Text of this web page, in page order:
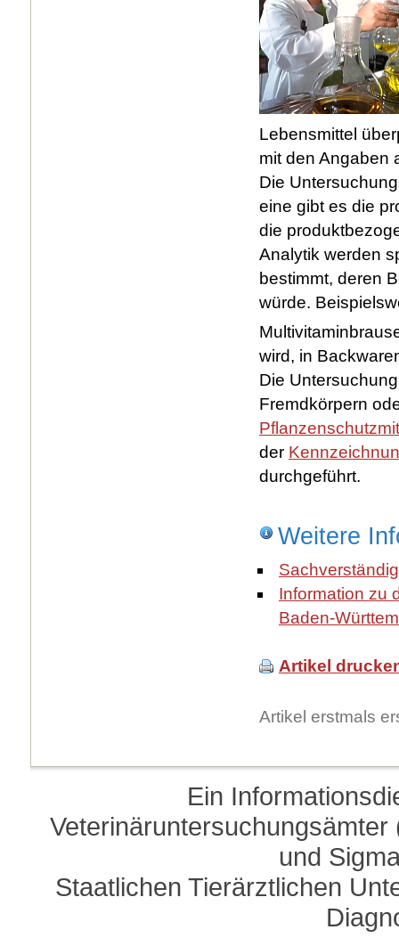
Lebensmittel
mit den Angaben
Die
eine gibt es die
die
Analytik werden
bestimmt, deren
würde.
wird, in
Die
Fremdkörpern
der
durchgeführt.
Weitere
Information zu
Baden-
Artikel
Artikel erstmals
Ein
und
Staatlichen Tierärztlichen